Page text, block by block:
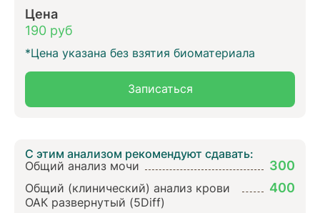
Цена
190 руб
*Цена указана без взятия биоматериала
Записаться
С этим анализом рекомендуют сдавать:
Общий анализ мочи 300
Общий (клинический) анализ крови
ОАК развернутый (5Diff)
400